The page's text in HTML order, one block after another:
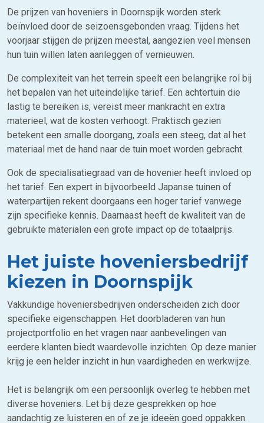
De prijzen van hoveniers in Doornspijk worden sterk
beïnvloed door de seizoensgebonden vraag. Tijdens het
voorjaar stijgen de prijzen meestal, aangezien veel mensen
hun tuin willen laten aanleggen of vernieuwen.
De complexiteit van het terrein speelt een belangrijke rol bij
het bepalen van het uiteindelijke tarief. Een achtertuin die
lastig te bereiken is, vereist meer mankracht en extra
materieel, wat de kosten verhoogt. Praktisch gezien
betekent een smalle doorgang, zoals een steeg, dat al het
materiaal met de hand naar de tuin moet worden gebracht.
Ook de specialisatiegraad van de hovenier heeft invloed op
het tarief. Een expert in bijvoorbeeld Japanse tuinen of
waterpartijen rekent doorgaans een hoger tarief vanwege
zijn specifieke kennis. Daarnaast heeft de kwaliteit van de
gebruikte materialen een grote impact op de totaalprijs.
Het juiste hoveniersbedrijf
kiezen in Doornspijk
Vakkundige hoveniersbedrijven onderscheiden zich door
specifieke eigenschappen. Het doorbladeren van hun
projectportfolio en het vragen naar aanbevelingen van
eerdere klanten biedt waardevolle inzichten. Op deze manier
krijg je een helder inzicht in hun vaardigheden en werkwijze.
Het is belangrijk om een persoonlijk overleg te hebben met
diverse hoveniers. Let bij deze gesprekken op hoe
aandachtig ze luisteren en of ze je ideeën goed oppakken.